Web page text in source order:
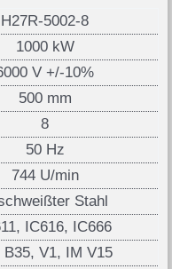
H27R-5002-8
1000 kW
V +/-10%
500 mm
8
50 Hz
744 U/min
Stahl
IC616, IC666
B35, V1, IM V15